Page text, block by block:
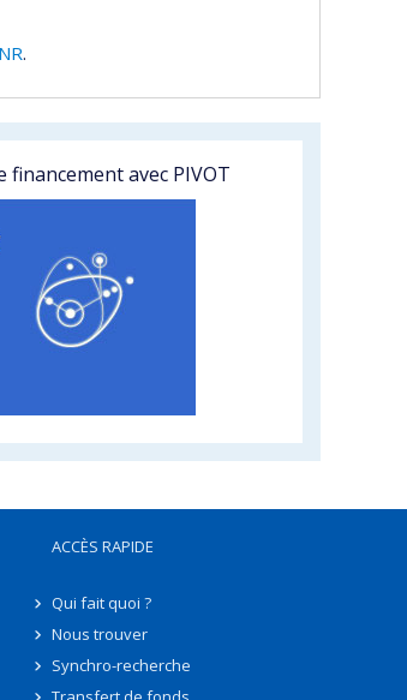
.
financement avec PIVOT
ACCÈS RAPIDE
Qui fait quoi ?
Nous trouver
Synchro-recherche